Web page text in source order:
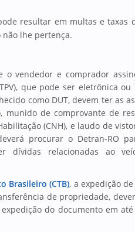
resultar em multas e taxas
lhe pertença.
o vendedor e comprador
que pode ser eletrônica
como DUT, devem ter as
munido de comprovante de
(CNH), e laudo de
procurar o Detran-RO
dívidas relacionadas ao
Brasileiro (CTB), a expedição
de propriedade,
do documento em